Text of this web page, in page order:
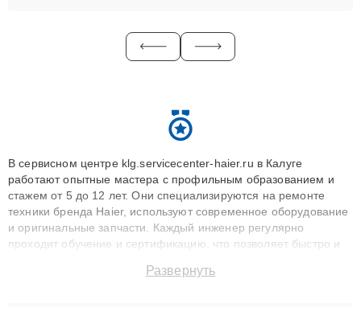
В сервисном центре klg.servicecenter-haier.ru в Калуге
работают опытные мастера с профильным образованием и
стажем от 5 до 12 лет. Они специализируются на ремонте
техники бренда Haier, используют современное оборудование
и оригинальные запчасти. Каждый инженер регулярно
проходит обучение и сертификацию, что позволяет быстро и
сохранением гарантии до 3 лет. Наши мастера решают
Развернуть